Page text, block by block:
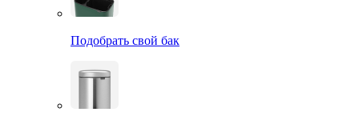
Подобрать свой бак